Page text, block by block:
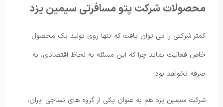
محصولات شرکت پتو مسافرتی سیمین یزد
کمتر شرکتی را می توان یافت که تنها روی تولید یک محصول
خاص فعالیت نماید چرا که این مسئله به لحاظ اقتصادی، به
صرفه نخواهد بود.
شرکت سیمین یزد هم به عنوان یکی از گروه های نساجی ایران،